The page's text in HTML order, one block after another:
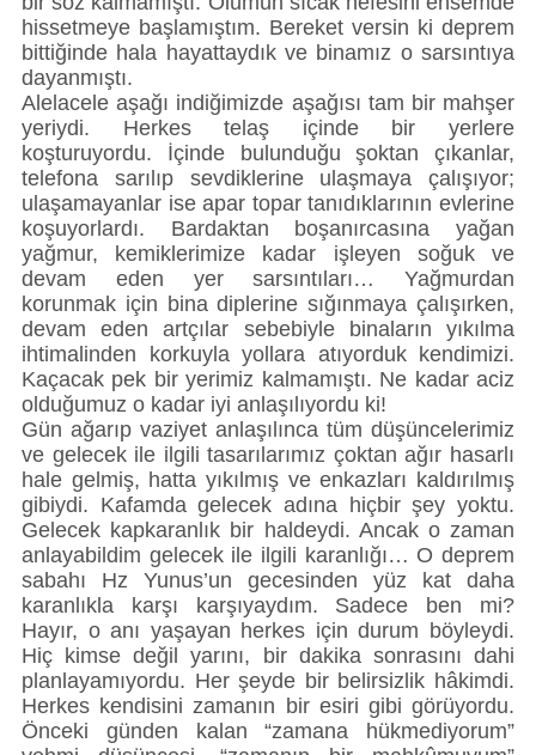
hissetmeye başlamıştım. Bereket versin ki deprem
bittiğinde hala hayattaydık ve binamız o sarsıntıya
dayanmıştı.
Alelacele aşağı indiğimizde aşağısı tam bir mahşer
yeriydi. Herkes telaş içinde bir yerlere
koşturuyordu. İçinde bulunduğu şoktan çıkanlar,
telefona sarılıp sevdiklerine ulaşmaya çalışıyor;
ulaşamayanlar ise apar topar tanıdıklarının evlerine
koşuyorlardı. Bardaktan boşanırcasına yağan
yağmur, kemiklerimize kadar işleyen soğuk ve
devam eden yer sarsıntıları… Yağmurdan
korunmak için bina diplerine sığınmaya çalışırken,
devam eden artçılar sebebiyle binaların yıkılma
ihtimalinden korkuyla yollara atıyorduk kendimizi.
Kaçacak pek bir yerimiz kalmamıştı. Ne kadar aciz
olduğumuz o kadar iyi anlaşılıyordu ki!
Gün ağarıp vaziyet anlaşılınca tüm düşüncelerimiz
ve gelecek ile ilgili tasarılarımız çoktan ağır hasarlı
hale gelmiş, hatta yıkılmış ve enkazları kaldırılmış
gibiydi. Kafamda gelecek adına hiçbir şey yoktu.
Gelecek kapkaranlık bir haldeydi. Ancak o zaman
anlayabildim gelecek ile ilgili karanlığı… O deprem
sabahı Hz Yunus’un gecesinden yüz kat daha
karanlıkla karşı karşıyaydım. Sadece ben mi?
Hayır, o anı yaşayan herkes için durum böyleydi.
Hiç kimse değil yarını, bir dakika sonrasını dahi
planlayamıyordu. Her şeyde bir belirsizlik hâkimdi.
Herkes kendisini zamanın bir esiri gibi görüyordu.
Önceki günden kalan “zamana hükmediyorum”